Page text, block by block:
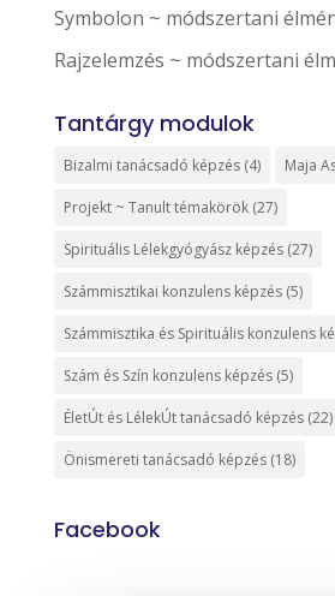
Symbolon ~ módszertani
Rajzelemzés ~ módszertani
Tantárgy modulok
Bizalmi tanácsadó képzés(4) Maja
Projekt ~ Tanult témakörök(27)
Spirituális Lélekgyógyász képzés(27)
Számmisztikai konzulens képzés(5)
Számmisztika és Spirituális konzulens
Szám és Szín konzulens képzés(5)
ÉletÚt és LélekÚt tanácsadó képzés(22)
Önismereti tanácsadó képzés(18)
Facebook